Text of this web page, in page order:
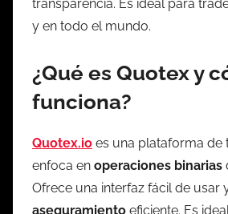
transparencia. Es ideal para
y en todo el mundo.
¿Qué es Quotex y
funciona?
Quotex.io es una plataforma de
enfoca en operaciones binarias
Ofrece una interfaz fácil de usar
aseguramiento eficiente. Es